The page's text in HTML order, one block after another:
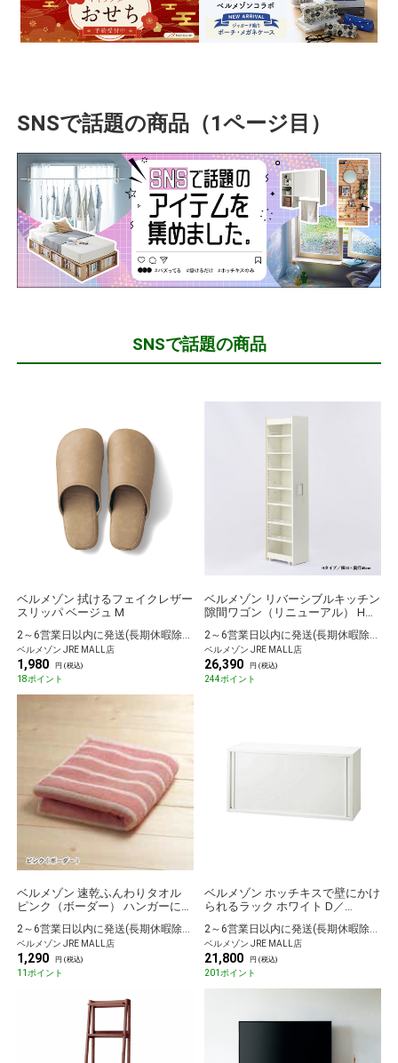
SNSで話題の商品（1ページ目）
SNSで話題の商品
ベルメゾン 拭けるフェイクレザー
スリッパ ベージュ M
2～6営業日以内に発送(長期休暇除く)
ベルメゾン JRE MALL店
1,980 円 (税込)
18ポイント
ベルメゾン リバーシブルキッチン
隙間ワゴン（リニューアル） H／
2～6営業日以内に発送(長期休暇除く)
ベルメゾン JRE MALL店
26,390 円 (税込)
244ポイント
ベルメゾン 速乾ふんわりタオル
ピンク（ボーダー） ハンガーに干
2～6営業日以内に発送(長期休暇除く)
ベルメゾン JRE MALL店
1,290 円 (税込)
11ポイント
ベルメゾン ホッチキスで壁にかけ
られるラック ホワイト D／
2～6営業日以内に発送(長期休暇除く)
ベルメゾン JRE MALL店
21,800 円 (税込)
201ポイント